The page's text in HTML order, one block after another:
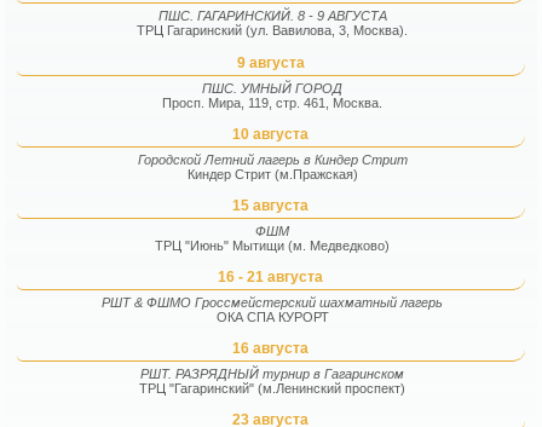
ПШС. ГАГАРИНСКИЙ. 8 - 9 АВГУСТА
ТРЦ Гагаринский (ул. Вавилова, 3, Москва).
9 августа
ПШС. УМНЫЙ ГОРОД
Просп. Мира, 119, стр. 461, Москва.
10 августа
Городской Летний лагерь в Киндер Стрит
Киндер Стрит (м.Пражская)
15 августа
ФШМ
ТРЦ "Июнь" Мытищи (м. Медведково)
16 - 21 августа
РШТ & ФШМО Гроссмейстерский шахматный лагерь
ОКА СПА КУРОРТ
16 августа
РШТ. РАЗРЯДНЫЙ турнир в Гагаринском
ТРЦ "Гагаринский" (м.Ленинский проспект)
23 августа